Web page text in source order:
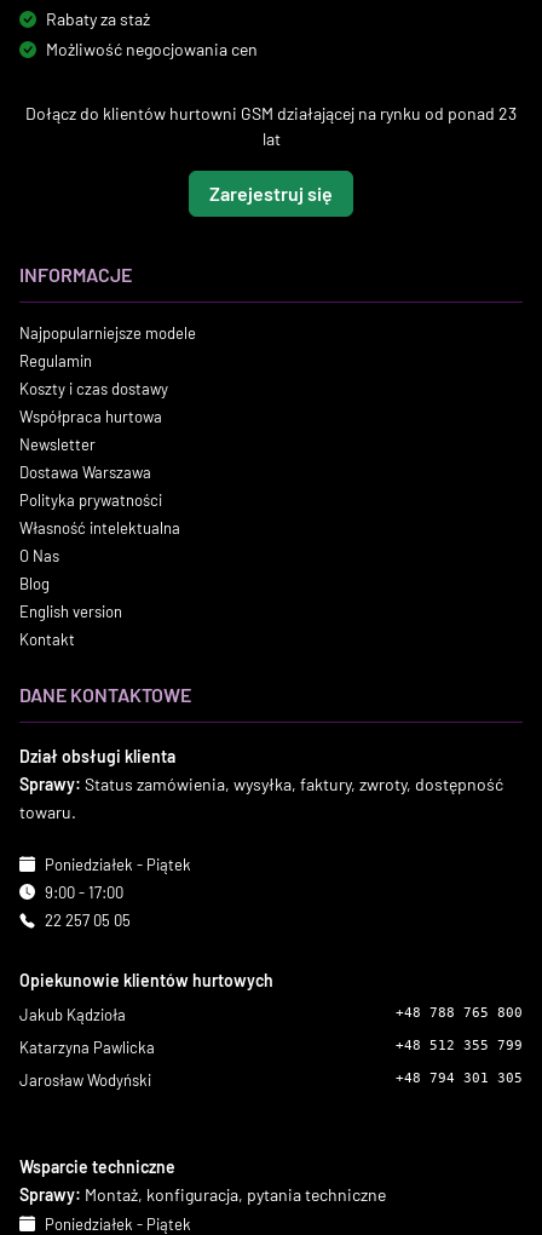
Rabaty za staż
Możliwość negocjowania cen
Dołącz do klientów hurtowni GSM działającej na rynku od ponad 23
lat
Zarejestruj się
INFORMACJE
Najpopularniejsze modele
Regulamin
Koszty i czas dostawy
Współpraca hurtowa
Newsletter
Dostawa Warszawa
Polityka prywatności
Własność intelektualna
O Nas
Blog
English version
Kontakt
DANE KONTAKTOWE
Dział obsługi klienta
Sprawy: Status zamówienia, wysyłka, faktury, zwroty, dostępność
towaru.
Poniedziałek - Piątek
9:00 - 17:00
22 257 05 05
Opiekunowie klientów hurtowych
Jakub Kądzioła +48 788 765 800
Katarzyna Pawlicka +48 512 355 799
Jarosław Wodyński +48 794 301 305
Wsparcie techniczne
Sprawy: Montaż, konfiguracja, pytania techniczne
Poniedziałek - Piątek